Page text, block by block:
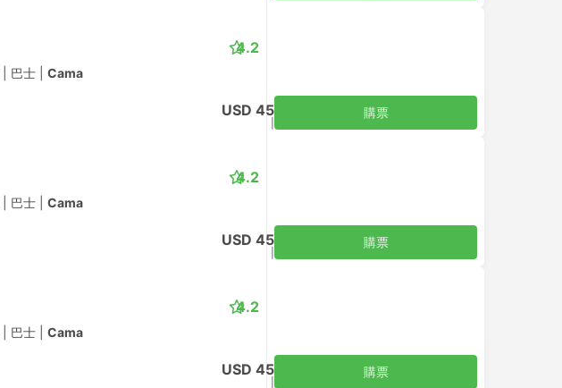
巴士 Cama
4.2
USD 45 購票
巴士 Cama
4.2
USD 45 購票
巴士 Cama
4.2
USD 45 購票